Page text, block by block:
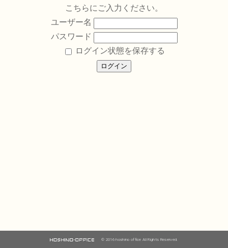
こちらにご入力ください。
ユーザー名
パスワード
ログイン状態を保存する
© 2016 hoshino office All Rights Reserved.